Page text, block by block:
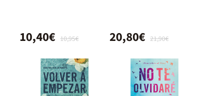
10,95€
10,40€ 21,90€
20,80€